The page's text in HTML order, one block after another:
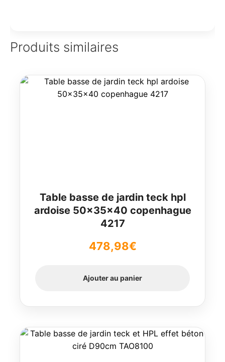
Produits similaires
Table basse de jardin teck hpl
ardoise 50x35x40 copenhague
4217
478,98€
Ajouter au panier